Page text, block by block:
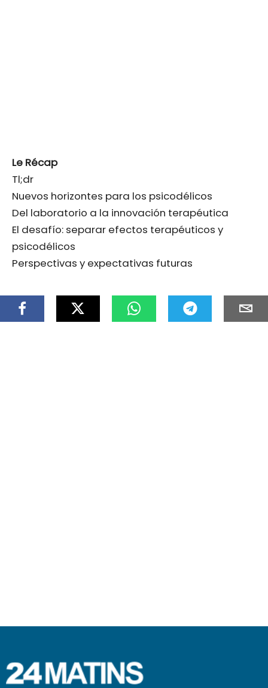
Le Récap
Tl;dr
Nuevos horizontes para los psicodélicos
Del laboratorio a la innovación terapéutica
El desafío: separar efectos terapéuticos y
psicodélicos
Perspectivas y expectativas futuras